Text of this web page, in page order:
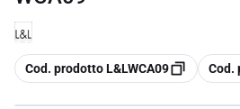
copia
Cod. prodotto L&LWCA09 copia
Cod.